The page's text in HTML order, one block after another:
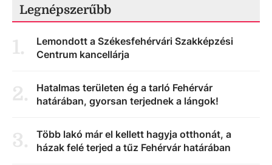
Legnépszerűbb
1.
Lemondott a Székesfehérvári Szakképzési
Centrum kancellárja
2.
Hatalmas területen ég a tarló Fehérvár
határában, gyorsan terjednek a lángok!
3.
Több lakó már el kellett hagyja otthonát, a
házak felé terjed a tűz Fehérvár határában